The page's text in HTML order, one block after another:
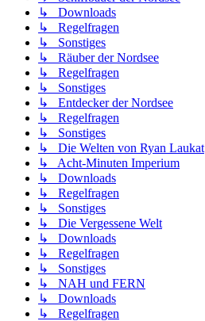
↳ Downloads
↳ Regelfragen
↳ Sonstiges
↳ Räuber der Nordsee
↳ Regelfragen
↳ Sonstiges
↳ Entdecker der Nordsee
↳ Regelfragen
↳ Sonstiges
↳ Die Welten von Ryan Laukat
↳ Acht-Minuten Imperium
↳ Downloads
↳ Regelfragen
↳ Sonstiges
↳ Die Vergessene Welt
↳ Downloads
↳ Regelfragen
↳ Sonstiges
↳ NAH und FERN
↳ Downloads
↳ Regelfragen